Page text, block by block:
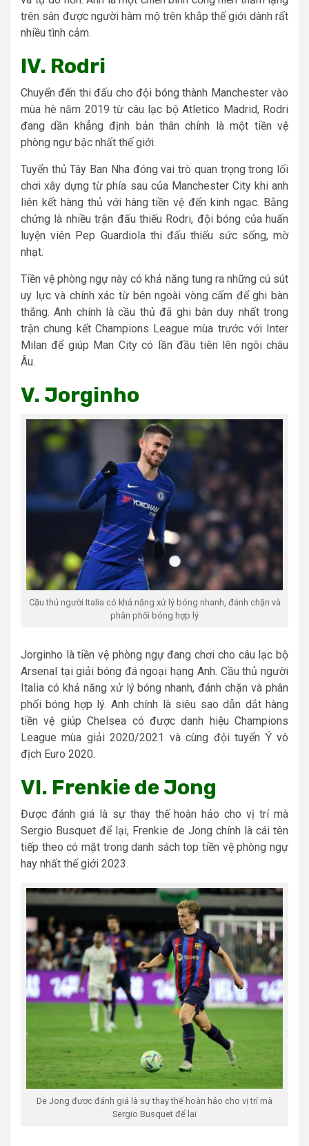
trên sân được người hâm mộ trên khắp thế giới dành rất
nhiều tình cảm.
IV. Rodri
Chuyển đến thi đấu cho đội bóng thành Manchester vào
mùa hè năm 2019 từ câu lạc bộ Atletico Madrid, Rodri
đang dần khẳng định bản thân chính là một tiền vệ
phòng ngự bậc nhất thế giới.
Tuyển thủ Tây Ban Nha đóng vai trò quan trọng trong lối
chơi xây dựng từ phía sau của Manchester City khi anh
liên kết hàng thủ với hàng tiền vệ đến kinh ngạc. Bằng
chứng là nhiều trận đấu thiếu Rodri, đội bóng của huấn
luyện viên Pep Guardiola thi đấu thiếu sức sống, mờ
nhạt.
Tiền vệ phòng ngự này có khả năng tung ra những cú sút
uy lực và chính xác từ bên ngoài vòng cấm để ghi bàn
thắng. Anh chính là cầu thủ đã ghi bàn duy nhất trong
trận chung kết Champions League mùa trước với Inter
Milan để giúp Man City có lần đầu tiên lên ngôi châu
Âu.
V. Jorginho
Cầu thủ người Italia có khả năng xử lý bóng nhanh, đánh chặn và
phân phối bóng hợp lý
Jorginho là tiền vệ phòng ngự đang chơi cho câu lạc bộ
Arsenal tại giải bóng đá ngoại hạng Anh. Cầu thủ người
Italia có khả năng xử lý bóng nhanh, đánh chặn và phân
phối bóng hợp lý. Anh chính là siêu sao dẫn dắt hàng
tiền vệ giúp Chelsea có được danh hiệu Champions
League mùa giải 2020/2021 và cùng đội tuyển Ý vô
địch Euro 2020.
VI. Frenkie de Jong
Được đánh giá là sự thay thế hoàn hảo cho vị trí mà
Sergio Busquet để lại, Frenkie de Jong chính là cái tên
tiếp theo có mặt trong danh sách top tiền vệ phòng ngự
hay nhất thế giới 2023.
De Jong được đánh giá là sự thay thế hoàn hảo cho vị trí mà
Sergio Busquet để lại